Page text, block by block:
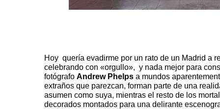
Hoy quería evadirme por un rato de un Madrid a
celebrando con «orgullo», y nada mejor para
fotógrafo Andrew Phelps a mundos
extraños que parezcan, forman parte de una
asumen como suya, mientras el resto de los
decorados montados para una delirante